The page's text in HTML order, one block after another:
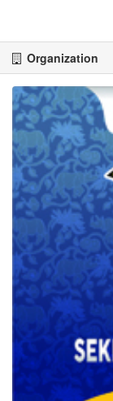
Organization